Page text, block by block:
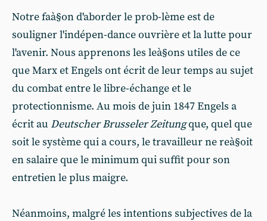
Notre faà§on d'aborder le prob-lème est de
souligner l'indépen-dance ouvrière et la lutte pour
l'avenir. Nous apprenons les leà§ons utiles de ce
que Marx et Engels ont écrit de leur temps au sujet
du combat entre le libre-échange et le
protectionnisme. Au mois de juin 1847 Engels a
écrit au Deutscher Brusseler Zeitungque, quel que
soit le système qui a cours, le travailleur ne reà§oit
en salaire que le minimum qui suffit pour son
entretien le plus maigre.
Néanmoins, malgré les intentions subjectives de la